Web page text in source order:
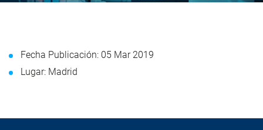
Fecha Publicación: 05 Mar 2019
Lugar: Madrid